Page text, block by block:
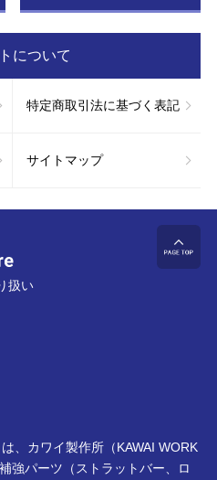
について
特定商取引法に基づく表記
サイトマップ
to-box online store
扱い
、カワイ製作所（KAWAI WORK
強パーツ（ストラットバー、ロ